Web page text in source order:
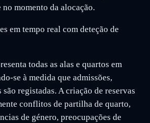
momento da alocação.
em tempo real com deteção de
todas as alas e quartos em
se à medida que admissões,
registadas. A criação de reservas
conflitos de partilha de quarto,
de género, preocupações de